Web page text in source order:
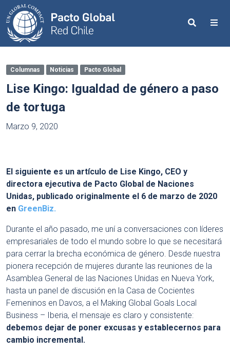
Search
Columnas Noticias Pacto Global
Lise Kingo: Igualdad de género a paso
de tortuga
Marzo 9, 2020
El siguiente es un artículo de Lise Kingo, CEO y
directora ejecutiva de Pacto Global de Naciones
Unidas, publicado originalmente el 6 de marzo de 2020
en GreenBiz.
Durante el año pasado, me uní a conversaciones con líderes
empresariales de todo el mundo sobre lo que se necesitará
para cerrar la brecha económica de género. Desde nuestra
pionera recepción de mujeres durante las reuniones de la
Asamblea General de las Naciones Unidas en Nueva York,
hasta un panel de discusión en la Casa de Cocientes
Femeninos en Davos, a el Making Global Goals Local
Business – Iberia, el mensaje es claro y consistente:
debemos dejar de poner excusas y establecernos para
cambio incremental.